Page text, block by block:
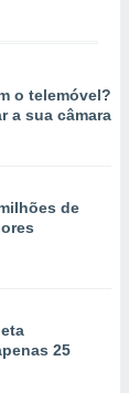
o telemóvel?
a sua câmara
de
25